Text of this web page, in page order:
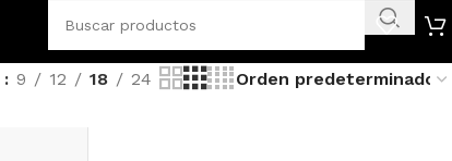
9 12 18 24